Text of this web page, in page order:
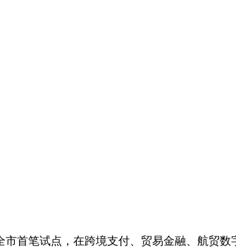
首笔试点，在跨境支付、贸易金融、航贸数